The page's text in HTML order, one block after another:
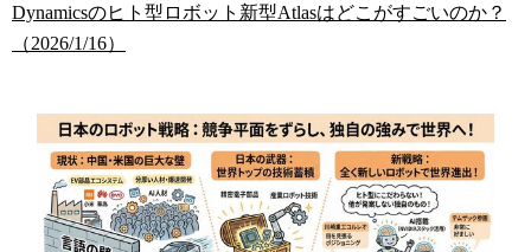
Dynamicsのヒト型ロボット新型Atlasはどこがすごいのか？
（2026/1/16）